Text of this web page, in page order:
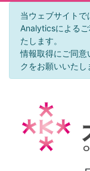
当ウェブサイト
Analyticsによる
たします。
情報取得にご同
クをお願いいたし